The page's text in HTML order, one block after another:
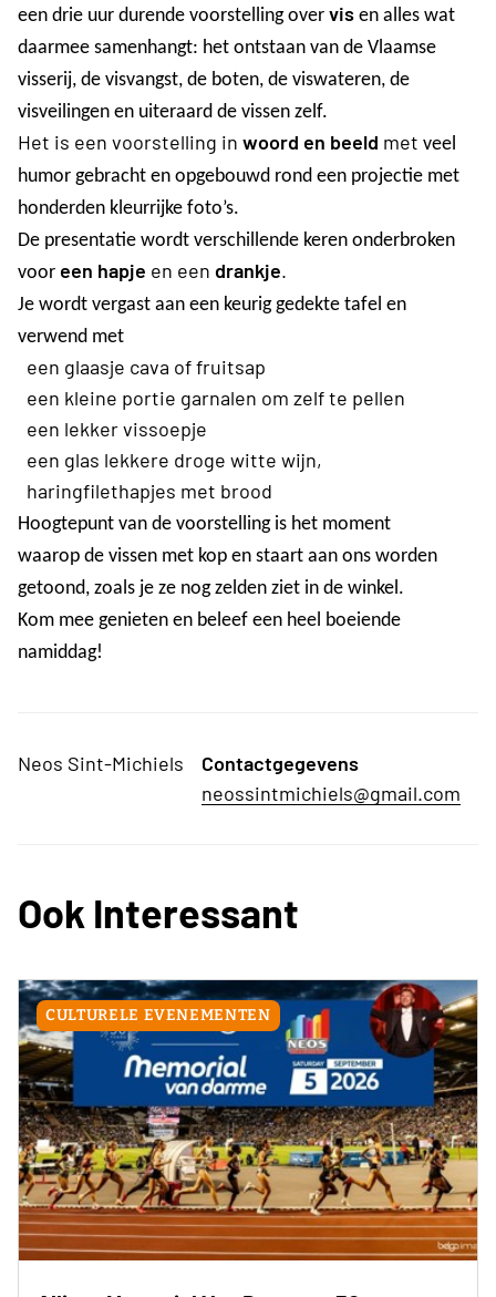
een drie uur durende voorstelling over vis en alles wat
daarmee samenhangt: het ontstaan van de Vlaamse
visserij, de visvangst, de boten, de viswateren, de
visveilingen en uiteraard de vissen zelf.
Het is een voorstelling in woord en beeld met veel
humor gebracht en opgebouwd rond een projectie met
honderden kleurrijke foto’s.
De presentatie wordt verschillende keren onderbroken
voor een hapje en een drankje.
Je wordt vergast aan een keurig gedekte tafel en
verwend met
een glaasje cava of fruitsap
een kleine portie garnalen om zelf te pellen
een lekker vissoepje
een glas lekkere droge witte wijn,
haringfilethapjes met brood
Hoogtepunt van de voorstelling is het moment
waarop de vissen met kop en staart aan ons worden
getoond, zoals je ze nog zelden ziet in de winkel.
Kom mee genieten en beleef een heel boeiende
namiddag!
Neos Sint-Michiels
Contactgegevens
neossintmichiels@gmail.com
Ook Interessant
CULTURELE EVENEMENTEN